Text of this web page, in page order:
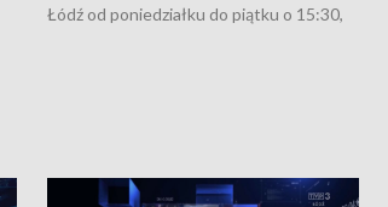
Łódź od poniedziałku do piątku o 15:30,